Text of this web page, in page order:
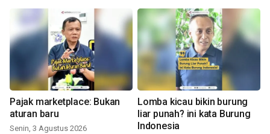
Pajak marketplace: Bukan
aturan baru
Senin, 3 Agustus 2026
Lomba kicau bikin burung
liar punah? ini kata Burung
Indonesia